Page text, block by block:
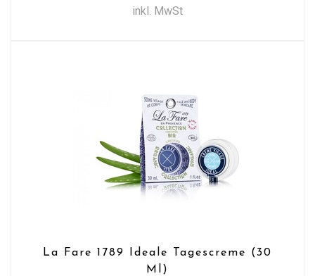
inkl. MwSt
La Fare 1789 Ideale Tagescreme (30
Ml)